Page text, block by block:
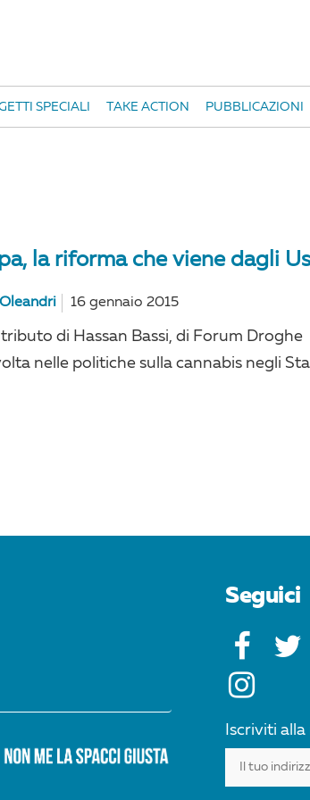
SPECIALI TAKE ACTION PUBBLICAZIONI
la riforma che viene dagli
16 gennaio 2015
di Hassan Bassi, di Forum Droghe
nelle politiche sulla cannabis negli
Seguici
Iscriviti